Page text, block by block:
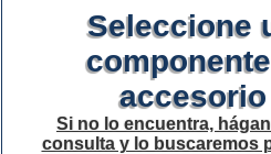
Seleccione
accesorio
Si no lo encuentra,
consulta y lo buscaremos